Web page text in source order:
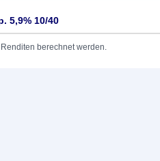
5,9% 10/40
berechnet werden.